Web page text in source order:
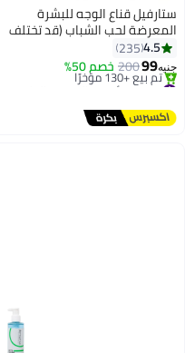
ستارفيل قناع الوجه للبشرة
المعرضة لحب الشباب (قد تختلف
العبوة)
4.5
235
جنيه99
200 خصم 50%
#13 في أقنعة السيروم العلاجية
توصيل مجاني
تم بيع +130 مؤخرًا
#13 في أقنعة السيروم العلاجية